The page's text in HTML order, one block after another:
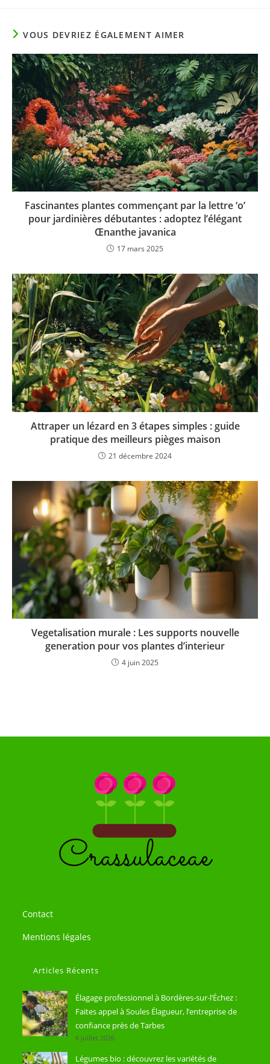
VOUS DEVRIEZ ÉGALEMENT AIMER
Fascinantes plantes commençant par la lettre ‘o’
pour jardinières débutantes : adoptez l’élégant
Œnanthe javanica
17 mars 2025
Attraper un lézard en 3 étapes simples : guide
pratique des meilleurs pièges maison
21 décembre 2024
Vegetalisation murale : Les supports nouvelle
generation pour vos plantes d’interieur
4 juin 2025
Contact
Mentions légales
Articles Récents
Élagage professionnel à Bordères-sur-l’Échez :
Faites appel à Soules Élagueur, l’entreprise de
confiance près de Tarbes
6 juillet 2026
Légumes bio : découvrez les variétés de